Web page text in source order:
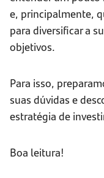
e, principalmente,
para diversificar a
objetivos.
Para isso,
suas dúvidas e
estratégia de
Boa leitura!